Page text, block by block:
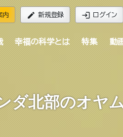
内 edit 新規登録 login ログイン
幸福の科学とは 特集 動
ダ北部のオヤ